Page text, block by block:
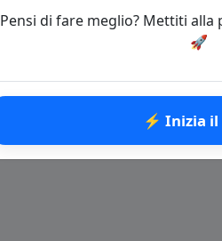
Pensi di fare meglio? Mettiti
🚀
⚡ Inizia il
⚡ Inizia il